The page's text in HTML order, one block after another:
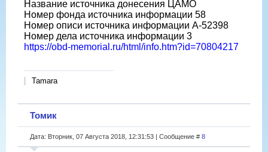
Название источника донесения ЦАМО
Номер фонда источника информации 58
Номер описи источника информации A-52398
Номер дела источника информации 3
https://obd-memorial.ru/html/info.htm?id=70804217
Tamara
Томик
Дата: Вторник, 07 Августа 2018, 12:31:53 | Сообщение # 8